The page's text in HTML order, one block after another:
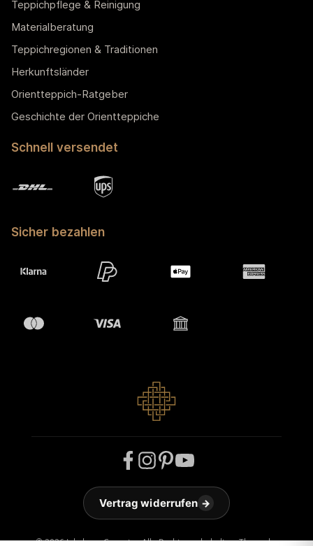
Teppichpflege & Reinigung
Materialberatung
Teppichregionen & Traditionen
Herkunftsländer
Orientteppich-Ratgeber
Geschichte der Orientteppiche
Schnell versendet
Sicher bezahlen
© 2026 Jakobson Carpets - Alle Rechte vorbehalten. Theme by
Vertrag widerrufen →